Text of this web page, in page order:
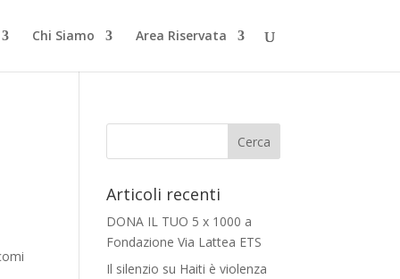
Chi Siamo Area Riservata
Articoli recenti
DONA IL TUO 5 x 1000 a
Fondazione Via Lattea ETS
Il silenzio su Haiti è violenza